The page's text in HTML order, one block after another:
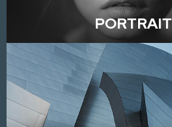
PORTRAIT